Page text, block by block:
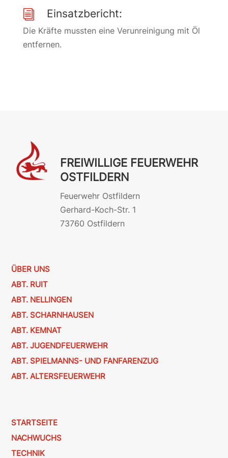
i Einsatzbericht:
Die Kräfte mussten eine Verunreinigung mit Öl
entfernen.
FREIWILLIGE FEUERWEHR
OSTFILDERN
Feuerwehr Ostfildern
Gerhard-Koch-Str. 1
73760 Ostfildern
ÜBER UNS
ABT. RUIT
ABT. NELLINGEN
ABT. SCHARNHAUSEN
ABT. KEMNAT
ABT. JUGENDFEUERWEHR
ABT. SPIELMANNS- UND FANFARENZUG
ABT. ALTERSFEUERWEHR
STARTSEITE
NACHWUCHS
TECHNIK